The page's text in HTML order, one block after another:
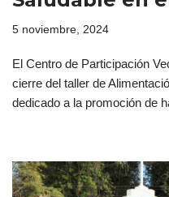
5 noviembre, 2024
El Centro de Participación
cierre del taller de
dedicado a la promoción de